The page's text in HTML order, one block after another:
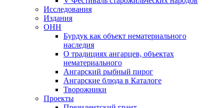
Исследования
Издания
ОНН
Бурдук как объект нематериального
наследия
О традициях ангарцев, объектах
нематериального
Ангарский рыбный пирог
Ангарские блюда в Каталоге
Творожники
Проекты